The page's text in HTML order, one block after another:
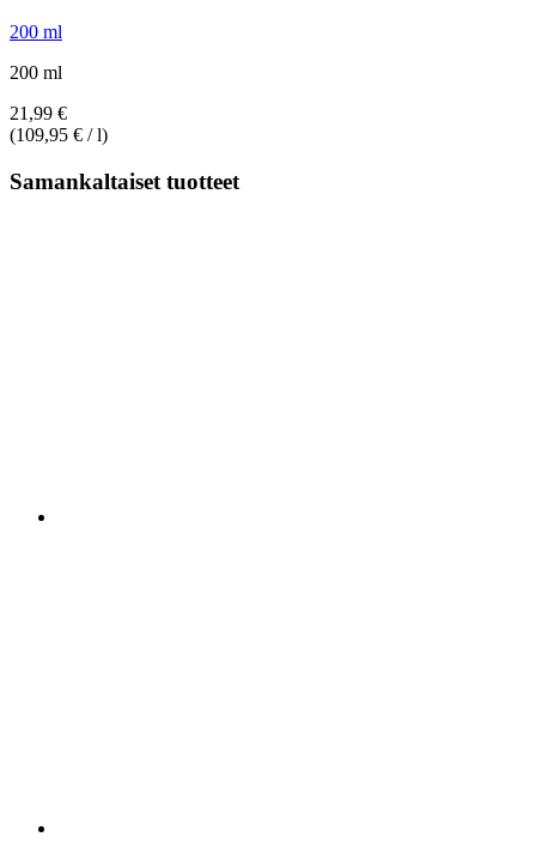
200 ml
200 ml
21,99 €
(109,95 € / l)
Samankaltaiset tuotteet